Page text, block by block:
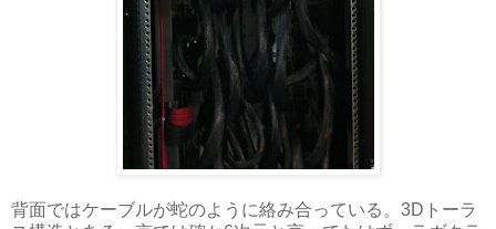
背面ではケーブルが蛇のように絡み合っている。3Dトーラ